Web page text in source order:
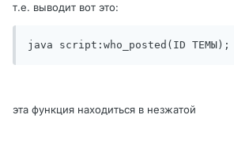
т.е. выводит вот это:
java script:who_posted(ID ТЕМЫ);
эта функция находиться в незжатой